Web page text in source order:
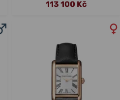
113 100 Kč